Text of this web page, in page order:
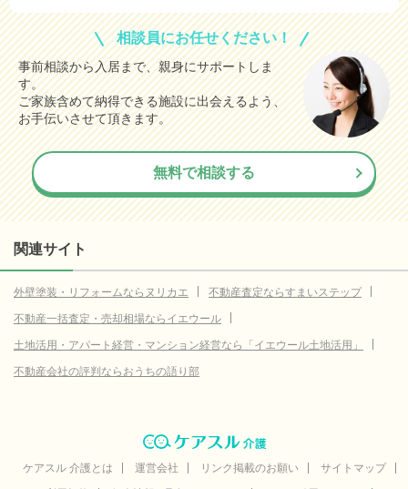
相談員にお任せください！
事前相談から入居まで、親身にサポートしま
す。
ご家族含めて納得できる施設に出会えるよう、
お手伝いさせて頂きます。
無料で相談する
関連サイト
外壁塗装・リフォームならヌリカエ
不動産査定ならすまいステップ
不動産一括査定・売却相場ならイエウール
土地活用・アパート経営・マンション経営なら「イエウール土地活用」
不動産会社の評判ならおうちの語り部
ケアスル 介護とは 運営会社 リンク掲載のお願い
サイトマップ